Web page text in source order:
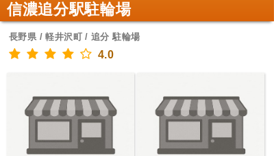
信濃追分駅駐輪場
長野県 / 軽井沢町 / 追分 駐輪場
4.0